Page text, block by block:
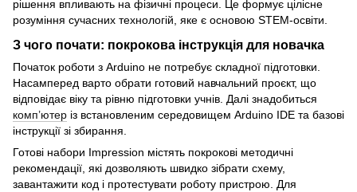
рішення впливають на фізичні процеси. Це формує цілісне
розуміння сучасних технологій, яке є основою STEM-освіти.
З чого почати: покрокова інструкція для новачка
Початок роботи з Arduino не потребує складної підготовки.
Насамперед варто обрати готовий навчальний проєкт, що
відповідає віку та рівню підготовки учнів. Далі знадобиться
комп’ютер із встановленим середовищем Arduino IDE та базові
інструкції зі збирання.
Готові набори Impression містять покрокові методичні
рекомендації, які дозволяють швидко зібрати схему,
завантажити код і протестувати роботу пристрою. Для